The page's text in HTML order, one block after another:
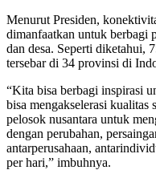
Menurut Presiden,
dimanfaatkan untuk berbagi
dan desa. Seperti diketahui,
tersebar di 34 provinsi di
“Kita bisa berbagi inspirasi
bisa mengakselerasi kualitas
pelosok nusantara untuk
dengan perubahan,
antarperusahaan,
per hari,” imbuhnya.